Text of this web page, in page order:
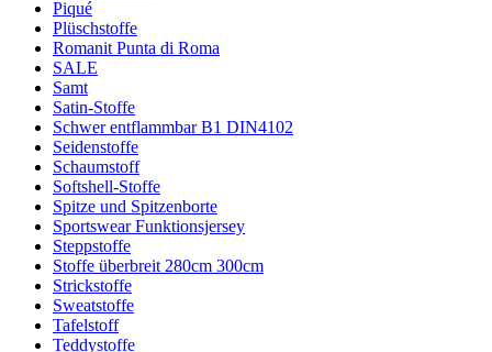
Piqué
Plüschstoffe
Romanit Punta di Roma
SALE
Samt
Satin-Stoffe
Schwer entflammbar B1 DIN4102
Seidenstoffe
Schaumstoff
Softshell-Stoffe
Spitze und Spitzenborte
Sportswear Funktionsjersey
Steppstoffe
Stoffe überbreit 280cm 300cm
Strickstoffe
Sweatstoffe
Tafelstoff
Teddystoffe